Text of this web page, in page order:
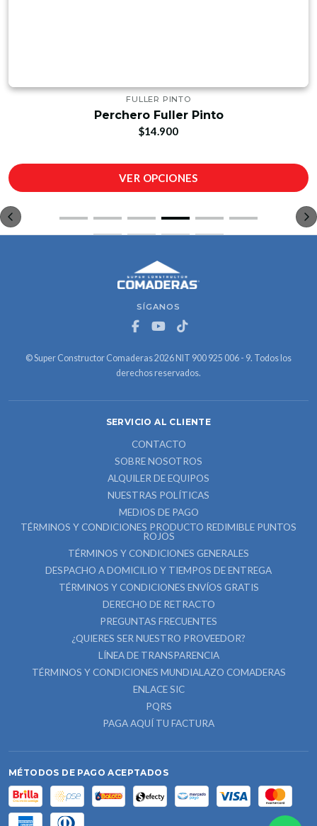
FULLER PINTO
Perchero Fuller Pinto
$14.900
VER OPCIONES
SÍGANOS
© Super Constructor Comaderas 2026 NIT 900 925 006 - 9. Todos los
derechos reservados.
SERVICIO AL CLIENTE
CONTACTO
SOBRE NOSOTROS
ALQUILER DE EQUIPOS
NUESTRAS POLÍTICAS
MEDIOS DE PAGO
TÉRMINOS Y CONDICIONES PRODUCTO REDIMIBLE PUNTOS
ROJOS
TÉRMINOS Y CONDICIONES GENERALES
DESPACHO A DOMICILIO Y TIEMPOS DE ENTREGA
TÉRMINOS Y CONDICIONES ENVÍOS GRATIS
DERECHO DE RETRACTO
PREGUNTAS FRECUENTES
¿QUIERES SER NUESTRO PROVEEDOR?
LÍNEA DE TRANSPARENCIA
TÉRMINOS Y CONDICIONES MUNDIALAZO COMADERAS
ENLACE SIC
PQRS
PAGA AQUÍ TU FACTURA
MÉTODOS DE PAGO ACEPTADOS